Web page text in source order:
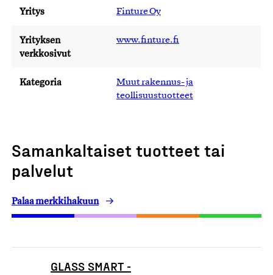
Yritys Finture Oy
Yrityksen
verkkosivut
www.finture.fi
Kategoria
Muut rakennus- ja
teollisuustuotteet
Samankaltaiset tuotteet tai
palvelut
Palaa merkkihakuun
GLASS SMART -